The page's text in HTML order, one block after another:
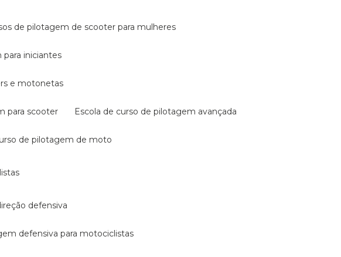
de pilotagem de scooter para mulheres
para iniciantes
e motonetas
para scooter escola de curso de pilotagem avançada
de pilotagem de moto
defensiva
defensiva para motociclistas